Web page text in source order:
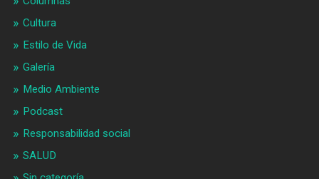
Cultura
Estilo de Vida
Galería
Medio Ambiente
Podcast
Responsabilidad social
SALUD